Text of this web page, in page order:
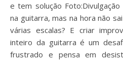
e tem solução
na guitarra, mas na hora não
várias escalas? E criar
inteiro da guitarra é um
frustrado e pensa em